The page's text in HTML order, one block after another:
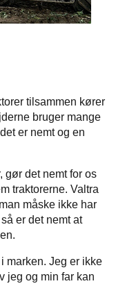
tilsammen kører
bruger mange
er nemt og en
gør det nemt for os
traktorerne. Valtra
måske ikke har
er det nemt at
marken. Jeg er ikke
jeg og min far kan